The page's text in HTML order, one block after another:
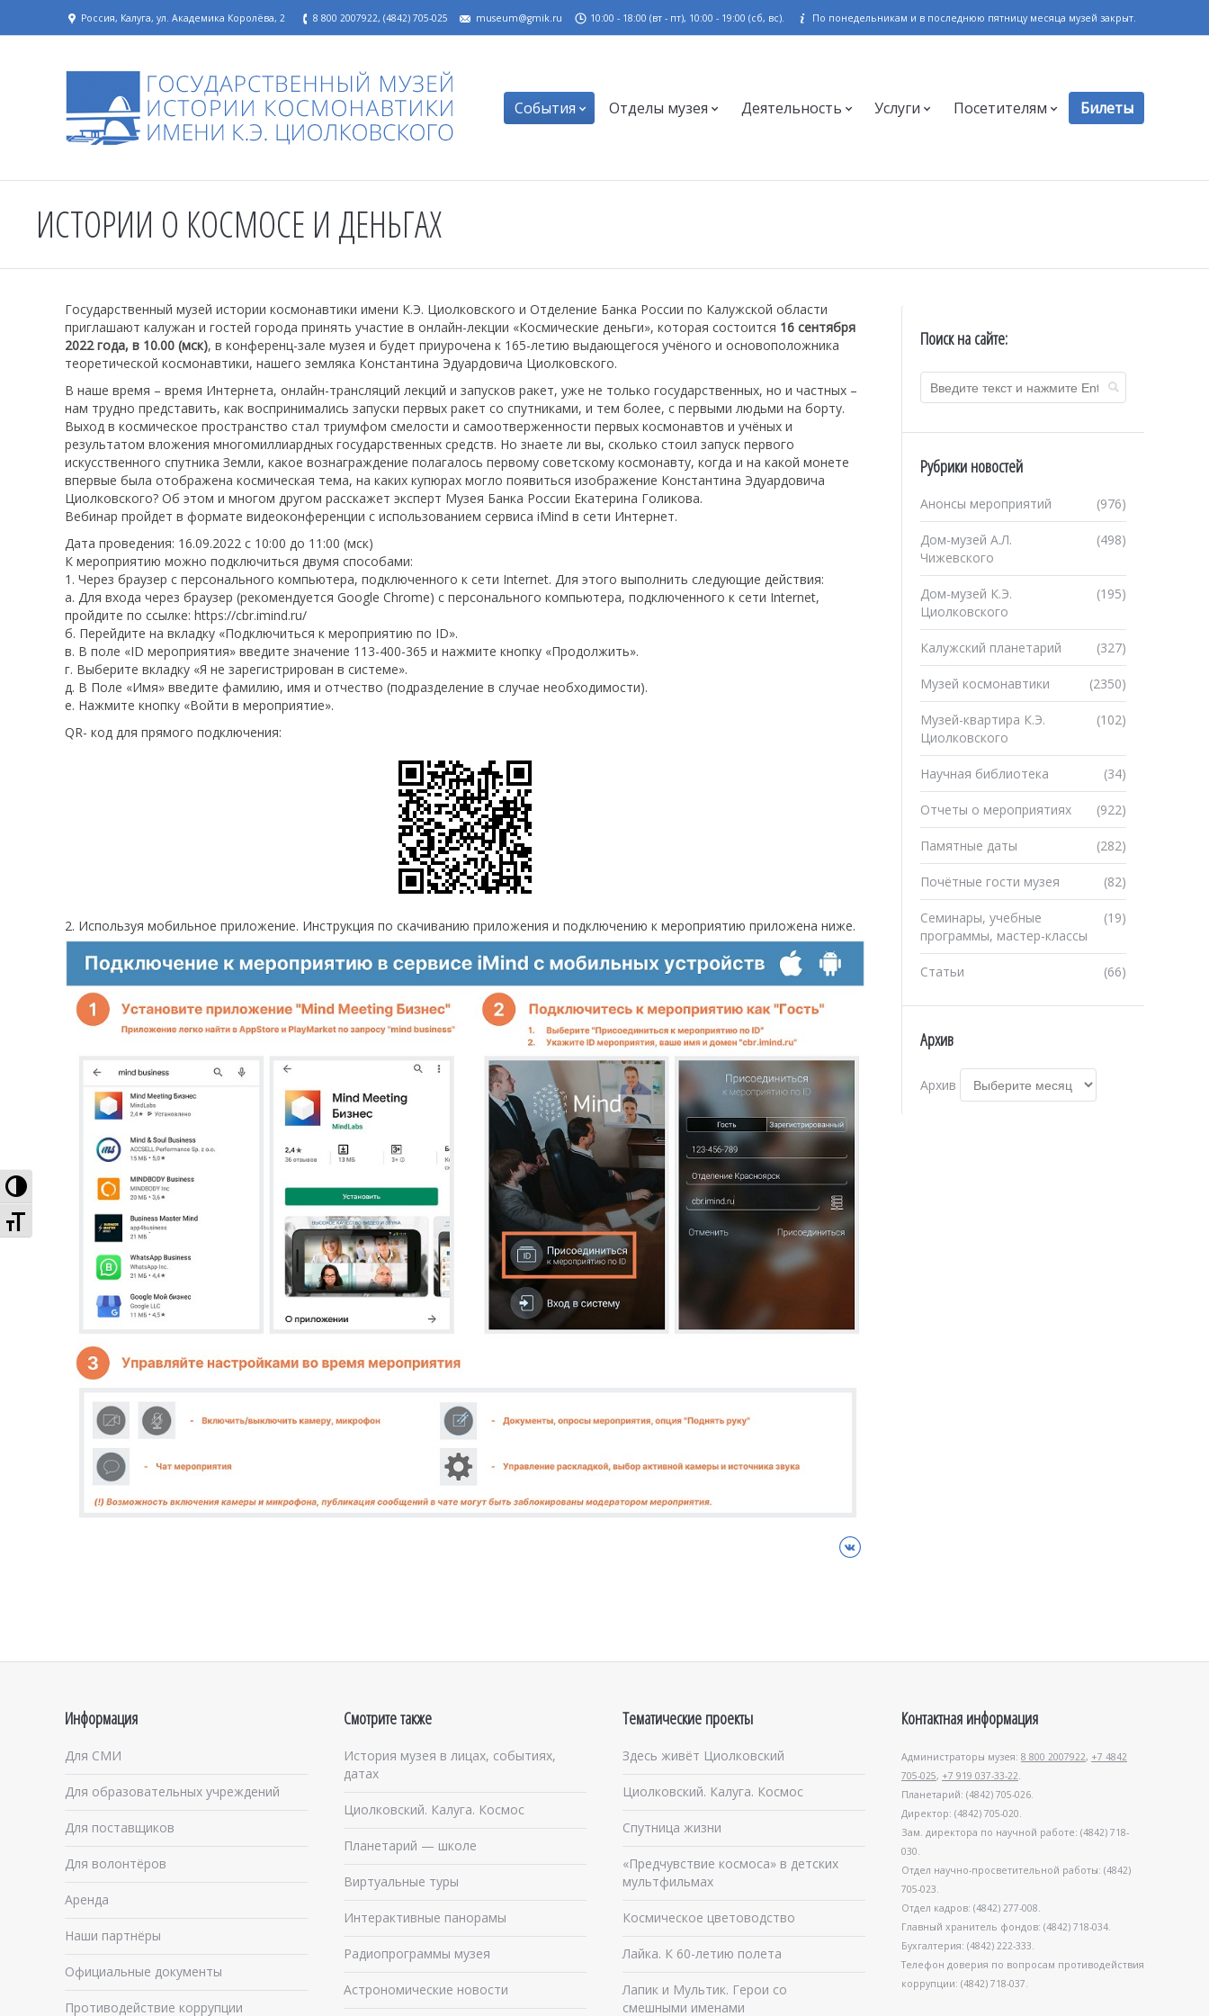
Высокая контрастность
Увеличенный шрифт
Россия, Калуга, ул. Академика Королёва, 2 8 800 2007922, (4842) 705-025 museum@gmik.ru 10:00 - 18:00 (вт - пт), 10:00 - 19:00 (сб, вс). По понедельникам и в последнюю пятницу месяца музей закрыт.
События Отделы музея Деятельность Услуги Посетителям Билеты
ИСТОРИИ О КОСМОСЕ И ДЕНЬГАХ
Государственный музей истории космонавтики имени К.Э. Циолковского и Отделение Банка России по Калужской области
приглашают калужан и гостей города принять участие в онлайн-лекции «Космические деньги», которая состоится 16 сентября
2022 года, в 10.00 (мск), в конференц-зале музея и будет приурочена к 165-летию выдающегося учёного и основоположника
теоретической космонавтики, нашего земляка Константина Эдуардовича Циолковского.
В наше время – время Интернета, онлайн-трансляций лекций и запусков ракет, уже не только государственных, но и частных –
нам трудно представить, как воспринимались запуски первых ракет со спутниками, и тем более, с первыми людьми на борту.
Выход в космическое пространство стал триумфом смелости и самоотверженности первых космонавтов и учёных и
результатом вложения многомиллиардных государственных средств. Но знаете ли вы, сколько стоил запуск первого
искусственного спутника Земли, какое вознаграждение полагалось первому советскому космонавту, когда и на какой монете
впервые была отображена космическая тема, на каких купюрах могло появиться изображение Константина Эдуардовича
Циолковского? Об этом и многом другом расскажет эксперт Музея Банка России Екатерина Голикова.
Вебинар пройдет в формате видеоконференции с использованием сервиса iMind в сети Интернет.
Дата проведения: 16.09.2022 с 10:00 до 11:00 (мск)
К мероприятию можно подключиться двумя способами:
1. Через браузер с персонального компьютера, подключенного к сети Internet. Для этого выполнить следующие действия:
а. Для входа через браузер (рекомендуется Google Chrome) с персонального компьютера, подключенного к сети Internet,
пройдите по ссылке: https://cbr.imind.ru/
б. Перейдите на вкладку «Подключиться к мероприятию по ID».
в. В поле «ID мероприятия» введите значение 113-400-365 и нажмите кнопку «Продолжить».
г. Выберите вкладку «Я не зарегистрирован в системе».
д. В Поле «Имя» введите фамилию, имя и отчество (подразделение в случае необходимости).
е. Нажмите кнопку «Войти в мероприятие».
QR- код для прямого подключения:
2. Используя мобильное приложение. Инструкция по скачиванию приложения и подключению к мероприятию приложена ниже.
ВКонтакте
Поиск на сайте:
Рубрики новостей
(976)
Анонсы мероприятий
(498)
Дом-музей А.Л.
Чижевского
(195)
Дом-музей К.Э.
Циолковского
(327)
Калужский планетарий
(2350)
Музей космонавтики
(102)
Музей-квартира К.Э.
Циолковского
(34)
Научная библиотека
(922)
Отчеты о мероприятиях
(282)
Памятные даты
(82)
Почётные гости музея
(19)
Семинары, учебные
программы, мастер-классы
(66)
Статьи
Архив
Архив
Информация
Для СМИ
Для образовательных учреждений
Для поставщиков
Для волонтёров
Аренда
Наши партнёры
Официальные документы
Противодействие коррупции
Смотрите также
История музея в лицах, событиях,
датах
Циолковский. Калуга. Космос
Планетарий — школе
Виртуальные туры
Интерактивные панорамы
Радиопрограммы музея
Астрономические новости
Тематические проекты
Здесь живёт Циолковский
Циолковский. Калуга. Космос
Спутница жизни
«Предчувствие космоса» в детских
мультфильмах
Космическое цветоводство
Лайка. К 60-летию полета
Лапик и Мультик. Герои со
смешными именами
Контактная информация
Администраторы музея: 8 800 2007922, +7 4842
705-025, +7 919 037-33-22
Планетарий: (4842) 705-026.
Директор: (4842) 705-020.
Зам. директора по научной работе: (4842) 718-
030.
Отдел научно-просветительной работы: (4842)
705-023.
Отдел кадров: (4842) 277-008.
Главный хранитель фондов: (4842) 718-034.
Бухгалтерия: (4842) 222-333.
Телефон доверия по вопросам противодействия
коррупции: (4842) 718-037.